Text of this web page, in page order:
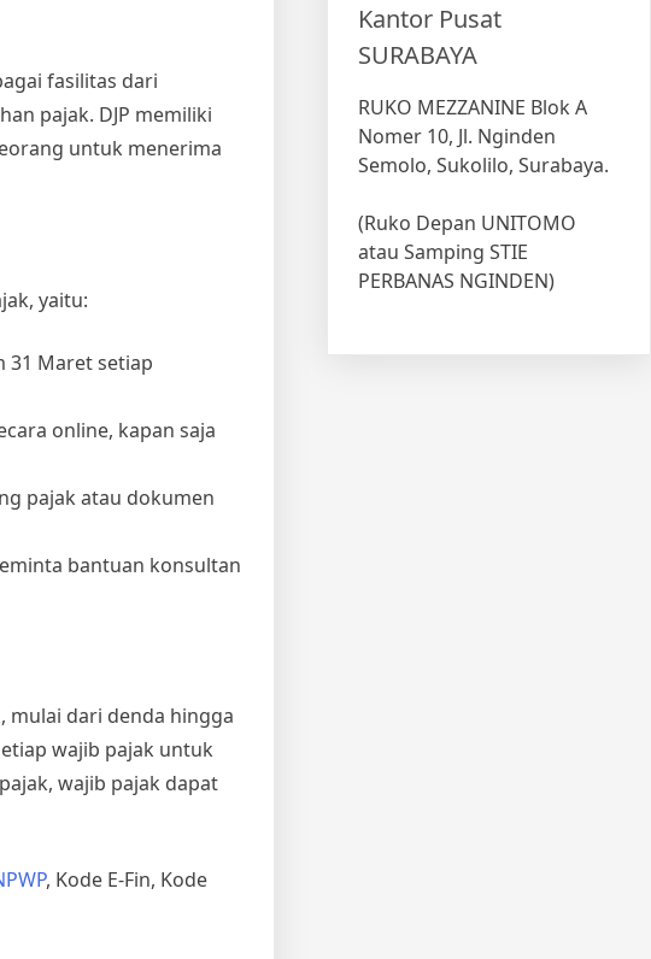
fasilitas dari
pajak. DJP memiliki
untuk menerima
yaitu:
31 Maret setiap
online, kapan saja
pajak atau dokumen
bantuan konsultan
mulai dari denda hingga
wajib pajak untuk
wajib pajak dapat
, Kode E-Fin, Kode
Kantor Pusat
SURABAYA
RUKO MEZZANINE Blok A
Nomer 10, Jl. Nginden
Semolo, Sukolilo, Surabaya.
(Ruko Depan UNITOMO
atau Samping STIE
PERBANAS NGINDEN)